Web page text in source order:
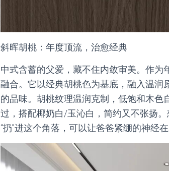
斜晖胡桃：年度顶流，治愈经典
中式含蓄的父爱，藏不住内敛审美。作为
融合。它以经典胡桃色为基底，融入温润
的品味。胡桃纹理温润克制，低饱和木
过，搭配椰奶白/玉沁白，简约又不张扬
“扔”进这个角落，可以让爸爸紧绷的神经